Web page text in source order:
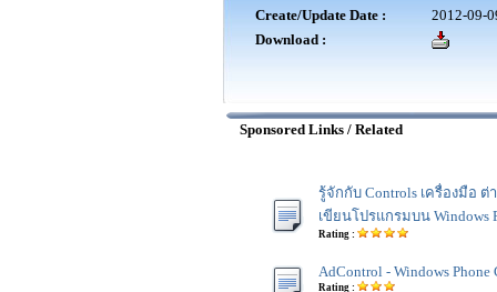
Create/Update Date :
2012-09-
Download :
Sponsored Links / Related
รู้จักกับ Controls เครื่องมือ ต่
เขียนโปรแกรมบน Windows
Rating :
AdControl - Windows Phone
Rating :